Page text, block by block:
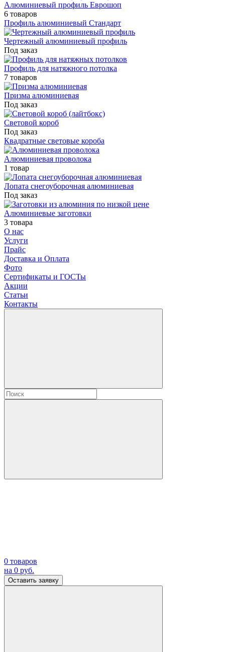
Алюминиевый профиль Еврошоп
6 товаров
Профиль алюминиевый Стандарт
Чертежный алюминиевый профиль
Под заказ
Профиль для натяжного потолка
7 товаров
Призма алюминиевая
Под заказ
Световой короб
Под заказ
Квадратные световые короба
Алюминиевая проволока
1 товар
Лопата снегоуборочная алюминиевая
Под заказ
Алюминиевые заготовки
3 товара
О нас
Услуги
Прайс
Доставка и Оплата
Фото
Сертификаты и ГОСТы
Акции
Статьи
Контакты
0 товаров
на 0 руб.
Оставить заявку